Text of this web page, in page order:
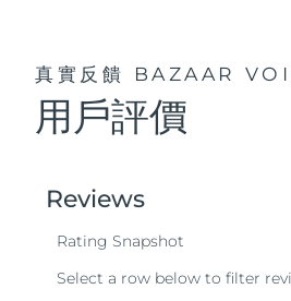
真實反饋 BAZAAR
用戶評價